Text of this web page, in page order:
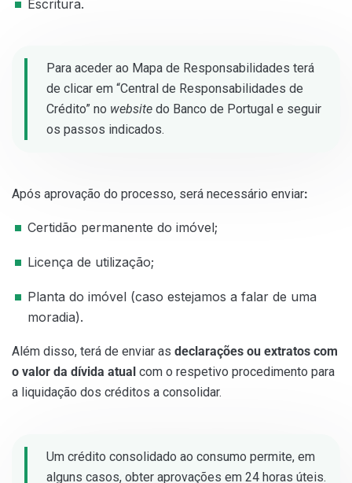
Escritura.
Para aceder ao Mapa de Responsabilidades terá
de clicar em “Central de Responsabilidades de
Crédito” no website do Banco de Portugal e seguir
os passos indicados.
Após aprovação do processo, será necessário enviar:
Certidão permanente do imóvel;
Licença de utilização;
Planta do imóvel (caso estejamos a falar de uma
moradia).
Além disso, terá de enviar as declarações ou extratos com
o valor da dívida atual com o respetivo procedimento para
a liquidação dos créditos a consolidar.
Um crédito consolidado ao consumo permite, em
alguns casos, obter aprovações em 24 horas úteis.